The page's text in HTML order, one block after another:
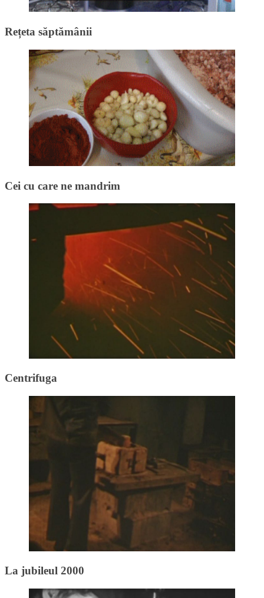
Rețeta săptămânii
Cei cu care ne mandrim
Centrifuga
La jubileul 2000